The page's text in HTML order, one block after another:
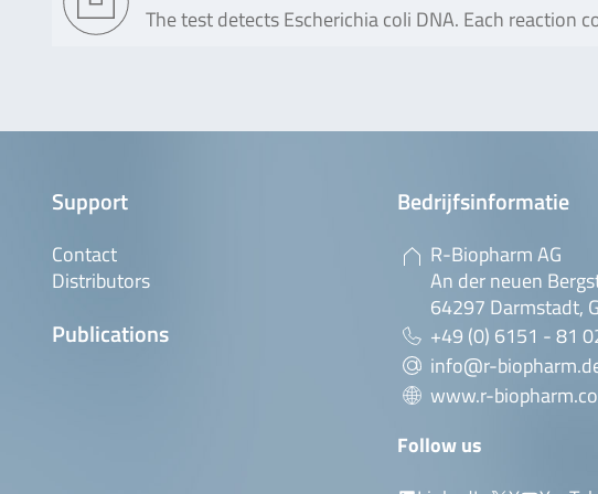
The test detects Escherichia coli DNA. Each reaction
Support
Contact
Distributors
Publications
Bedrijfsinformatie
R-Biopharm AG
An der neuen
64297 Darmstadt,
+49 (0) 6151 - 81
info@r-
www.r-
Follow us